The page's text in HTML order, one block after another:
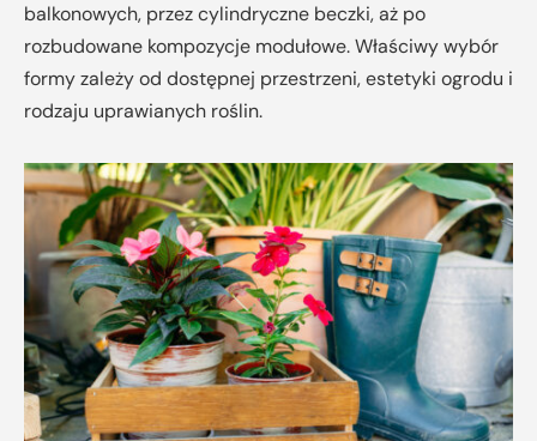
balkonowych, przez cylindryczne beczki, aż po
rozbudowane kompozycje modułowe. Właściwy wybór
formy zależy od dostępnej przestrzeni, estetyki ogrodu i
rodzaju uprawianych roślin.